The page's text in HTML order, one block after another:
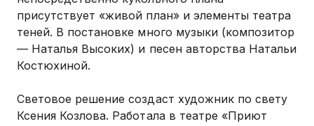
присутствует «живой план» и элементы театра
теней. В постановке много музыки (композитор
— Наталья Высоких) и песен авторства Натальи
Костюхиной.
Световое решение создаст художник по свету
Ксения Козлова. Работала в театре «Приют